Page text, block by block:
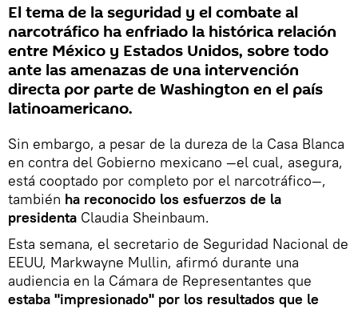
El tema de la seguridad y el combate al
narcotráfico ha enfriado la histórica relación
entre México y Estados Unidos, sobre todo
ante las amenazas de una intervención
directa por parte de Washington en el país
latinoamericano.
Sin embargo, a pesar de la dureza de la Casa Blanca
en contra del Gobierno mexicano —el cual, asegura,
está cooptado por completo por el narcotráfico—,
también ha reconocido los esfuerzos de la
presidenta Claudia Sheinbaum.
Esta semana, el secretario de Seguridad Nacional de
EEUU, Markwayne Mullin, afirmó durante una
audiencia en la Cámara de Representantes que
estaba "impresionado" por los resultados que le